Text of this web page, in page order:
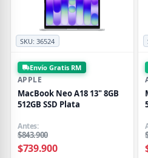
SKU:36524
Envío Gratis RM
APPLE
MacBook Neo A18 13" 8GB
512GB SSD Plata
Antes:
$843.900
$739.900